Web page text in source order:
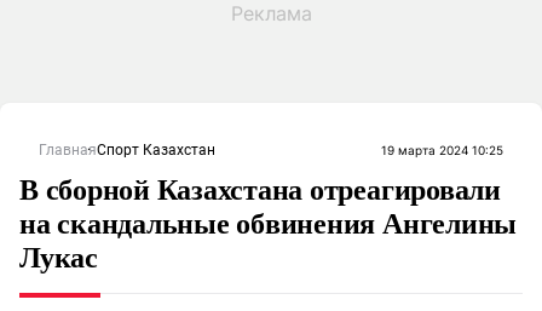
ГлавнаяСпорт Казахстан 19 марта 2024 10:25
В сборной Казахстана отреагировали
на скандальные обвинения Ангелины
Лукас